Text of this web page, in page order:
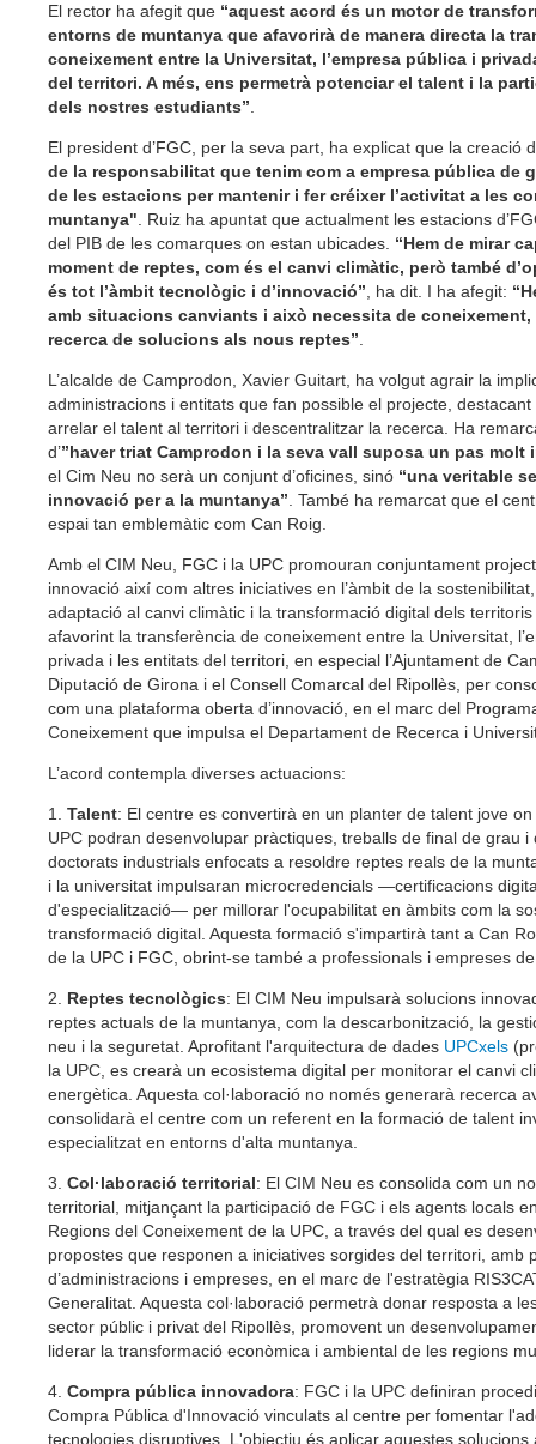
El rector ha afegit que “aquest acord és un motor de
entorns de muntanya que afavorirà de manera directa la
coneixement entre la Universitat, l’empresa pública i
del territori. A més, ens permetrà potenciar el talent i la
dels nostres estudiants”.
El president d’FGC, per la seva part, ha explicat que la creació
de la responsabilitat que tenim com a empresa pública de
de les estacions per mantenir i fer créixer l’activitat a les
muntanya". Ruiz ha apuntat que actualment les estacions
del PIB de les comarques on estan ubicades. “Hem de mirar
moment de reptes, com és el canvi climàtic, però també
és tot l’àmbit tecnològic i d’innovació”, ha dit. I ha afegit:
amb situacions canviants i això necessita de
recerca de solucions als nous reptes”.
L’alcalde de Camprodon, Xavier Guitart, ha volgut agrair la
administracions i entitats que fan possible el projecte, destacant
arrelar el talent al territori i descentralitzar la recerca. Ha
d’”haver triat Camprodon i la seva vall suposa un pas molt
el Cim Neu no serà un conjunt d’oficines, sinó “una veritable
innovació per a la muntanya”. També ha remarcat que el
espai tan emblemàtic com Can Roig.
Amb el CIM Neu, FGC i la UPC promouran conjuntament
innovació així com altres iniciatives en l’àmbit de la
adaptació al canvi climàtic i la transformació digital dels
afavorint la transferència de coneixement entre la Universitat,
privada i les entitats del territori, en especial l’Ajuntament de
Diputació de Girona i el Consell Comarcal del Ripollès, per
com una plataforma oberta d’innovació, en el marc del
Coneixement que impulsa el Departament de Recerca i
L’acord contempla diverses actuacions:
1. Talent: El centre es convertirà en un planter de talent jove
UPC podran desenvolupar pràctiques, treballs de final de grau i
doctorats industrials enfocats a resoldre reptes reals de la
i la universitat impulsaran microcredencials —certificacions
d'especialització— per millorar l'ocupabilitat en àmbits com la
transformació digital. Aquesta formació s'impartirà tant a Can
de la UPC i FGC, obrint-se també a professionals i empreses
2. Reptes tecnològics: El CIM Neu impulsarà solucions
reptes actuals de la muntanya, com la descarbonització, la
neu i la seguretat. Aprofitant l'arquitectura de dades UPCxels
la UPC, es crearà un ecosistema digital per monitorar el canvi
energètica. Aquesta col·laboració no només generarà recerca
consolidarà el centre com un referent en la formació de talent
especialitzat en entorns d'alta muntanya.
3. Col·laboració territorial: El CIM Neu es consolida com un
territorial, mitjançant la participació de FGC i els agents locals
Regions del Coneixement de la UPC, a través del qual es
propostes que responen a iniciatives sorgides del territori, amb
d’administracions i empreses, en el marc de l'estratègia
Generalitat. Aquesta col·laboració permetrà donar resposta a
sector públic i privat del Ripollès, promovent un
liderar la transformació econòmica i ambiental de les regions
4. Compra pública innovadora: FGC i la UPC definiran
Compra Pública d'Innovació vinculats al centre per fomentar
tecnologies disruptives. L'objectiu és aplicar aquestes solucions